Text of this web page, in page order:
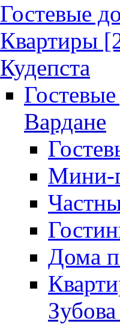
Гостевые
Квартиры
Кудепста
Вардане
Мини-
Дома